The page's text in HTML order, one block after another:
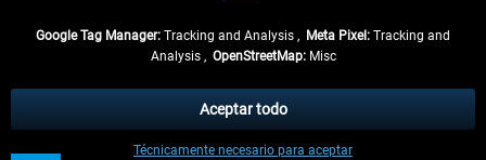
tasas de recepción si no se describe lo contrario
** De aplicación a envíos dentro de Alemania. Los plazos de envío para los
Google Tag Manager: Tracking and Analysis , Meta Pixel: Tracking and
Analysis , OpenStreetMap:Misc
Técnicamente necesario para aceptar
Aceptar todo